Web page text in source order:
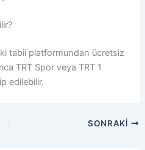
tabii platformundan ücretsiz
TRT Spor veya TRT 1
edilebilir.
SONRAKI